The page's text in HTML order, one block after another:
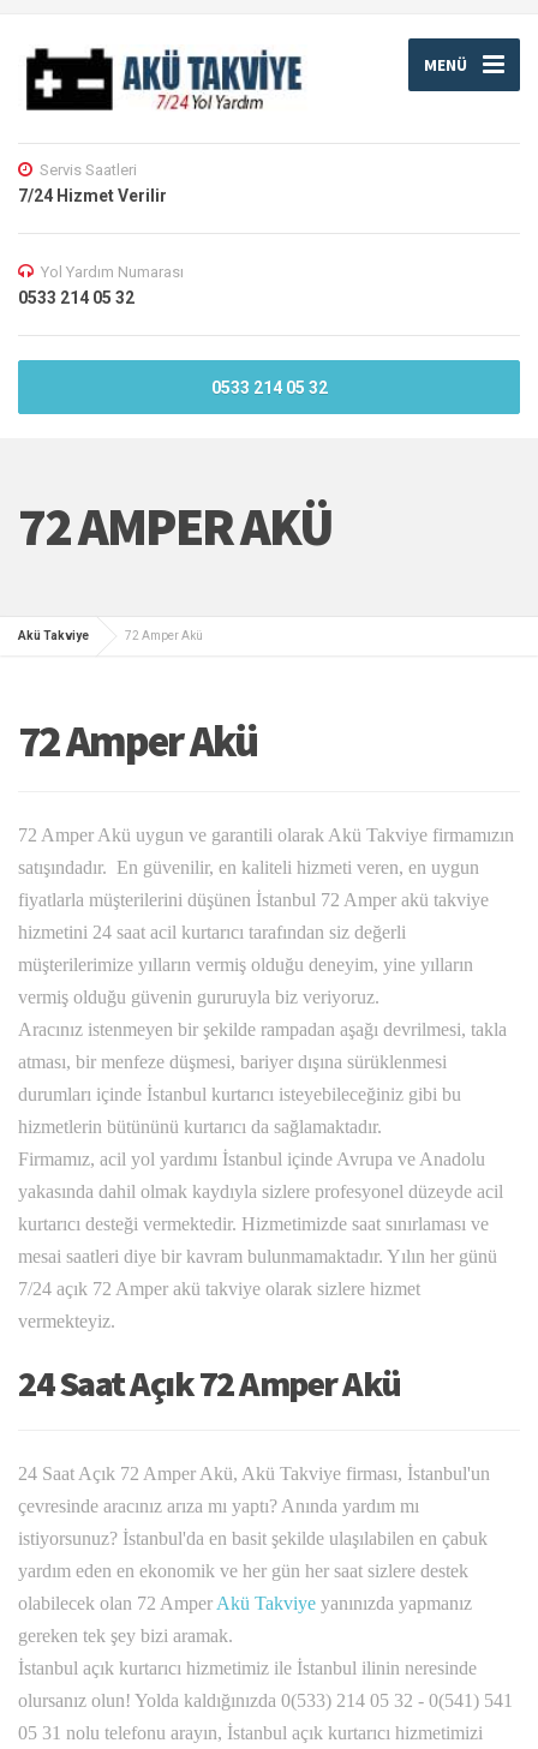
MENÜ
Servis Saatleri
7/24 Hizmet Verilir
Yol Yardım Numarası
0533 214 05 32
0533 214 05 32
72 AMPER AKÜ
Akü Takviye 72 Amper Akü
72 Amper Akü
72 Amper Akü uygun ve garantili olarak Akü Takviye firmamızın
satışındadır. En güvenilir, en kaliteli hizmeti veren, en uygun
fiyatlarla müşterilerini düşünen İstanbul 72 Amper akü takviye
hizmetini 24 saat acil kurtarıcı tarafından siz değerli
müşterilerimize yılların vermiş olduğu deneyim, yine yılların
vermiş olduğu güvenin gururuyla biz veriyoruz.
Aracınız istenmeyen bir şekilde rampadan aşağı devrilmesi, takla
atması, bir menfeze düşmesi, bariyer dışına sürüklenmesi
durumları içinde İstanbul kurtarıcı isteyebileceğiniz gibi bu
hizmetlerin bütününü kurtarıcı da sağlamaktadır.
Firmamız, acil yol yardımı İstanbul içinde Avrupa ve Anadolu
yakasında dahil olmak kaydıyla sizlere profesyonel düzeyde acil
kurtarıcı desteği vermektedir. Hizmetimizde saat sınırlaması ve
mesai saatleri diye bir kavram bulunmamaktadır. Yılın her günü
7/24 açık 72 Amper akü takviye olarak sizlere hizmet
vermekteyiz.
24 Saat Açık 72 Amper Akü
24 Saat Açık 72 Amper Akü, Akü Takviye firması, İstanbul'un
çevresinde aracınız arıza mı yaptı? Anında yardım mı
istiyorsunuz? İstanbul'da en basit şekilde ulaşılabilen en çabuk
yardım eden en ekonomik ve her gün her saat sizlere destek
olabilecek olan 72 Amper Akü Takviye yanınızda yapmanız
gereken tek şey bizi aramak.
İstanbul açık kurtarıcı hizmetimiz ile İstanbul ilinin neresinde
olursanız olun! Yolda kaldığınızda 0(533) 214 05 32 - 0(541) 541
05 31 nolu telefonu arayın, İstanbul açık kurtarıcı hizmetimizi